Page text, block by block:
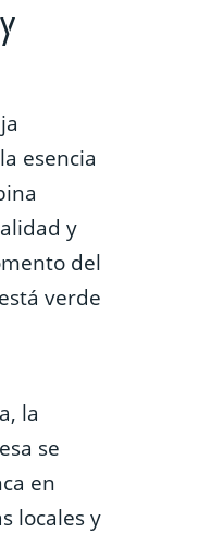
esencia
y
del
verde
la
se
en
locales y